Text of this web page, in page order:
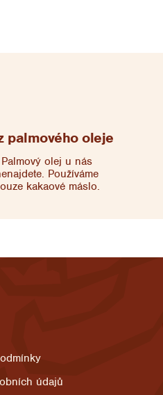
palmového oleje
Palmový olej u nás
Používáme
kakaové máslo.
údajů